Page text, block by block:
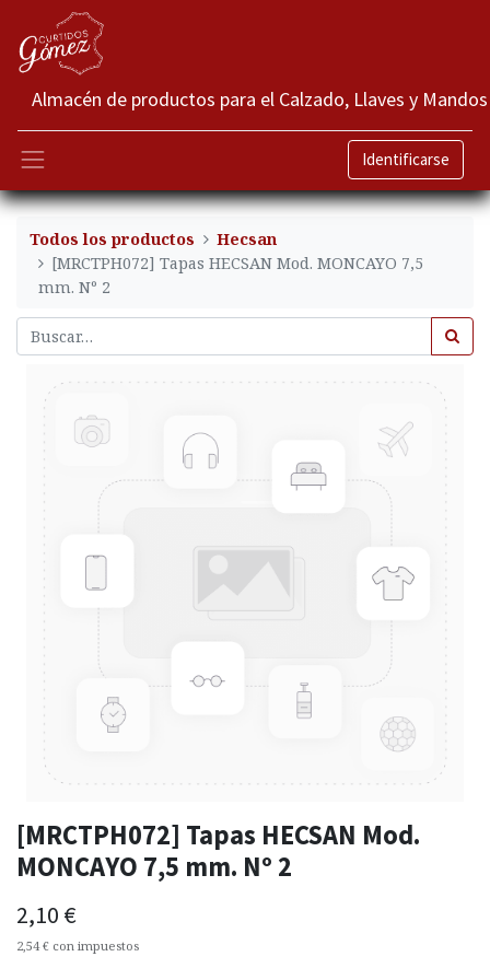
Almacén de productos para el Calzado, Llaves y Mandos
Identificarse
Todos los productos
Hecsan
[MRCTPH072] Tapas HECSAN Mod. MONCAYO 7,5
mm. Nº 2
[MRCTPH072] Tapas HECSAN Mod.
MONCAYO 7,5 mm. Nº 2
2,10 €
2,54€ con impuestos